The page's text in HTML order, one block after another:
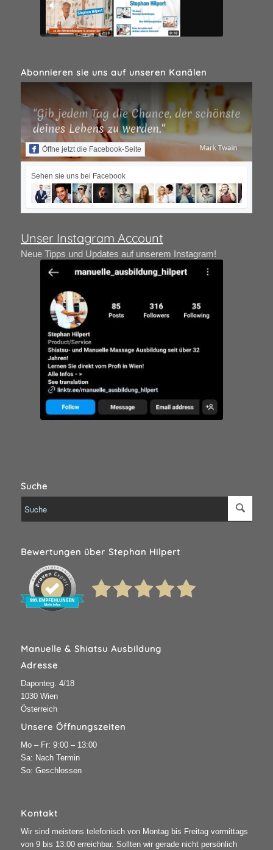
Abonnieren sie uns auf unseren Kanälen
Öffne jetzt die Facebook-Seite
Sehen sie uns bei Facebook
Unser Instagram Account
Neue Tipps und Updates auf unserem Instagram!
Suche
Bewertungen über Stephan Hilpert
Manuelle & Shiatsu Ausbildung
Adresse
Daponteg. 4/18
1030 Wien
Österreich
Unsere Öffnungszeiten
Mo – Fr: 9:00 – 13:00
Sa: Nach Termin
So: Geschlossen
Kontakt
Wir sind meistens telefonisch von Montag bis Freitag vormittags
von 9 bis 13:00 erreichbar. Sollten wir gerade nicht persönlich